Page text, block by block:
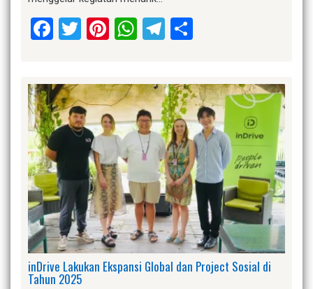
Facebook
Twitter
Pinterest
WhatsApp
Telegram
inDrive Lakukan Ekspansi Global dan Project Sosial di
Tahun 2025